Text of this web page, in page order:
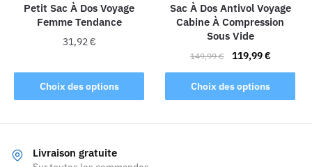
la
page
du
la
page
du
produit
Petit Sac À Dos Voyage
Femme Tendance
31,92€
Choix des options
produit
a
Les
Sac À Dos Antivol Voyage
Cabine À Compression
Sous Vide
149,99€
Le
prix
initial
était :
119,99€Le
prix
actuel
est :
Choix des options
Ce
produit
Livraison gratuite